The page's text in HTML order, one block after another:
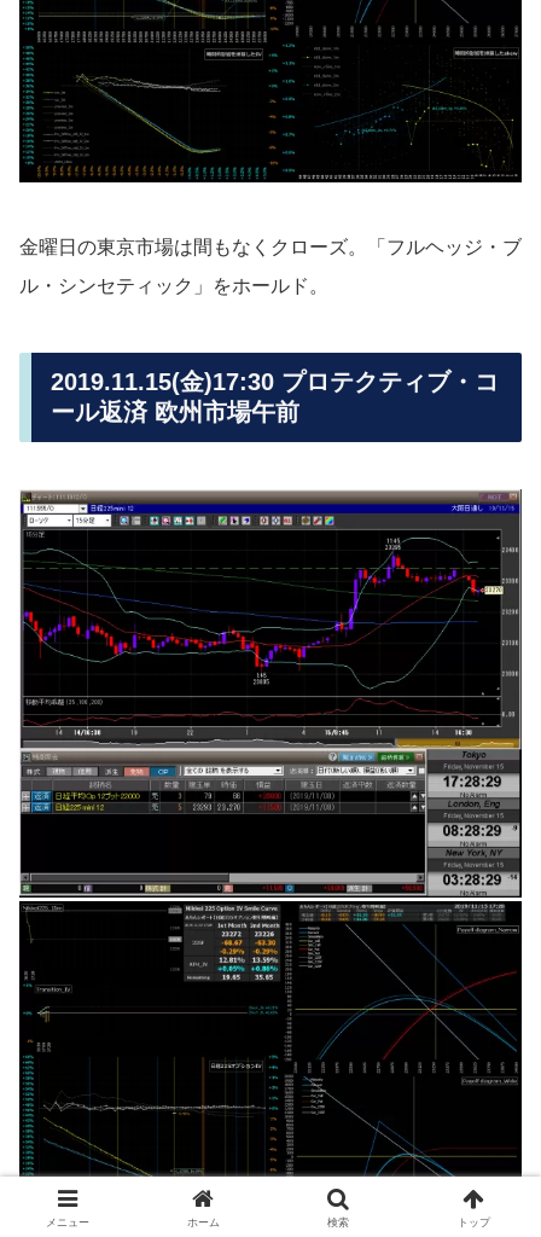
金曜日の東京市場は間もなくクローズ。「フルヘッジ・ブ
ル・シンセティック」をホールド。
2019.11.15(金)17:30 プロテクティブ・コ
ール返済 欧州市場午前
メニュー ホーム 検索 トップ